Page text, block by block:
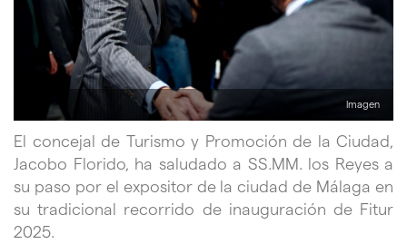
Imagen
El concejal de Turismo y Promoción de la Ciudad,
Jacobo Florido, ha saludado a SS.MM. los Reyes a
su paso por el expositor de la ciudad de Málaga en
su tradicional recorrido de inauguración de Fitur
2025.